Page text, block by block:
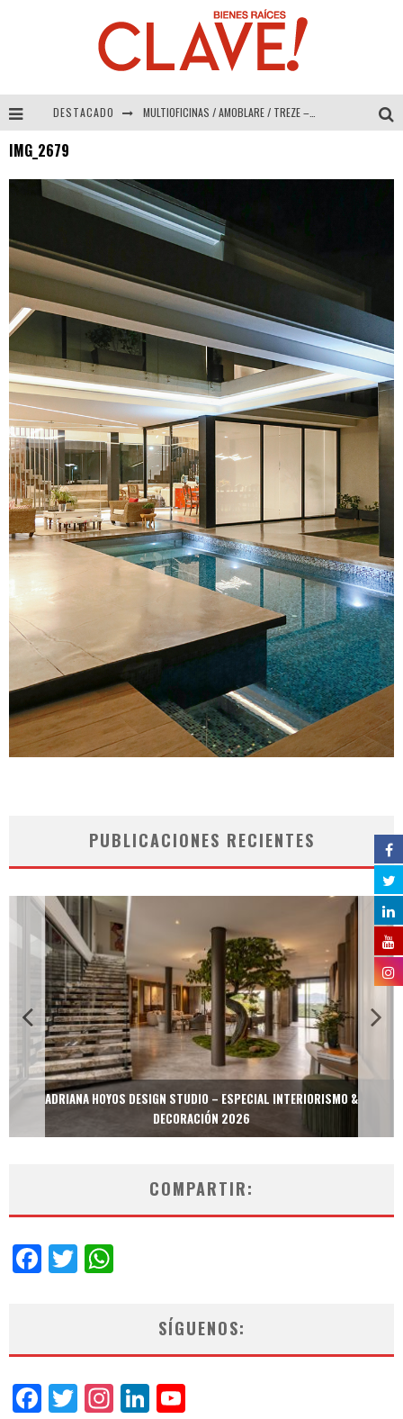
DESTACADO MULTIOFICINAS / AMOBLARE / TREZE – Especial Interiorismo & Decoración 2026
COLINEAL – Especial Interiorismo & Decoración 2026
IMG_2679
PUBLICACIONES RECIENTES
ADRIANA HOYOS DESIGN STUDIO – ESPECIAL INTERIORISMO &
DECORACIÓN 2026
COMPARTIR:
Facebook
Twitter
SÍGUENOS:
Facebook
Twitter
Instagram
LinkedIn